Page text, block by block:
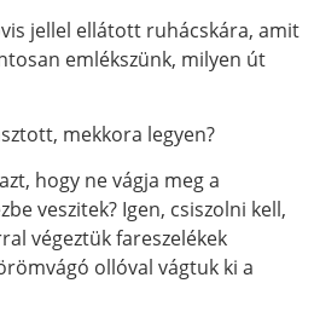
jellel ellátott ruhácskára, amit
emlékszünk, milyen út
mekkora legyen?
hogy ne vágja meg a
veszitek? Igen, csiszolni kell,
végeztük fareszelékek
ollóval vágtuk ki a